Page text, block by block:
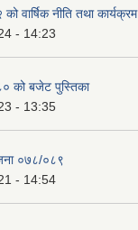
वार्षिक नीति तथा कार्यक्रम
- 14:23
को बजेट पुस्तिका
- 13:35
०७८/०८९
- 14:54